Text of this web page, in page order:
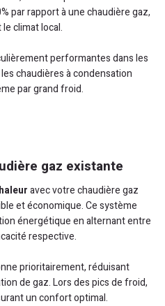
par rapport à une chaudière gaz,
climat local.
performantes dans les
chaudières à condensation
par grand froid.
gaz existante
avec votre chaudière gaz
et économique. Ce système
énergétique en alternant entre
respective.
prioritairement, réduisant
de gaz. Lors des pics de froid,
un confort optimal.